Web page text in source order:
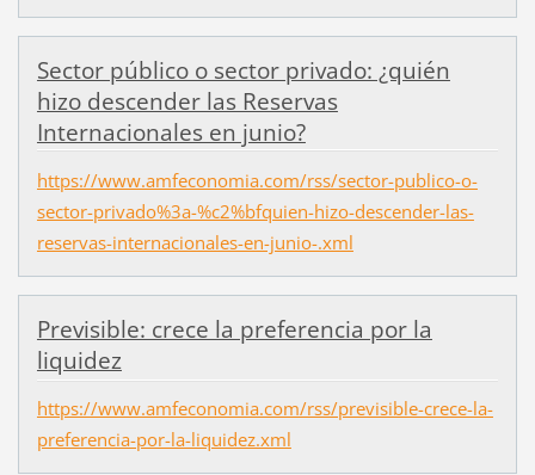
Sector público o sector privado: ¿quién
hizo descender las Reservas
Internacionales en junio?
https://www.amfeconomia.com/rss/sector-publico-o-
sector-privado%3a-%c2%bfquien-hizo-descender-las-
reservas-internacionales-en-junio-.xml
Previsible: crece la preferencia por la
liquidez
https://www.amfeconomia.com/rss/previsible-crece-la-
preferencia-por-la-liquidez.xml